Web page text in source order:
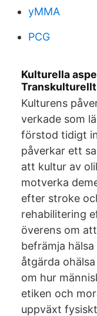
yMMA
PCG
Kulturella
Transkulturellt
Kulturens
verkade som
förstod tidigt
påverkar ett
att kultur av
motverka
efter stroke
rehabilitering
överens om
befrämja
åtgärda
om hur
etiken och
uppväxt